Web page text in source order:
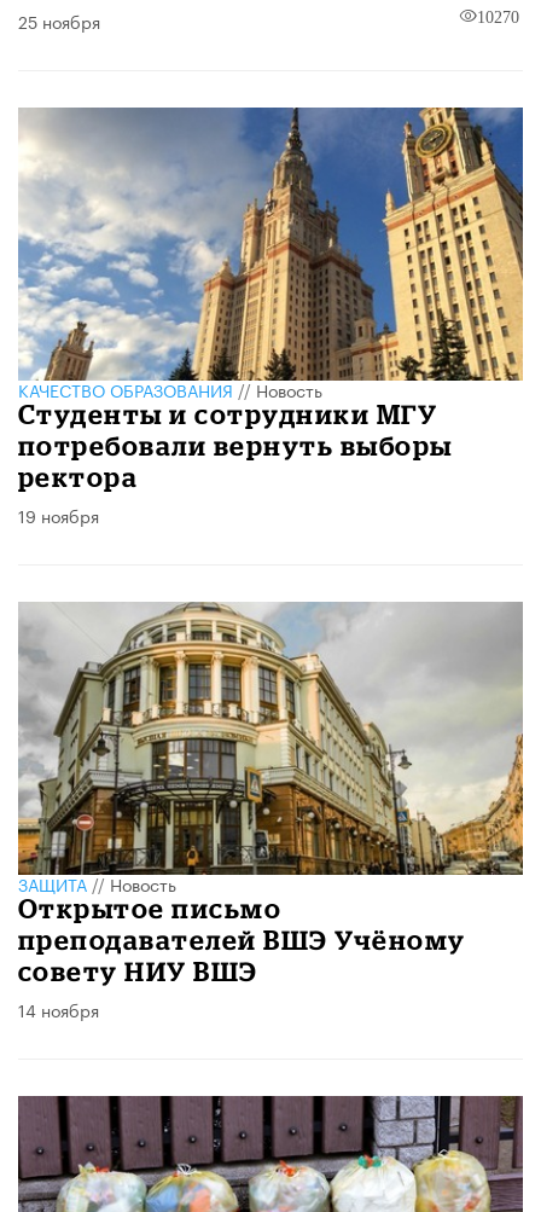
25 ноября 10270
КАЧЕСТВО ОБРАЗОВАНИЯ//Новость
Студенты и сотрудники МГУ
потребовали вернуть выборы
ректора
19 ноября
ЗАЩИТА//Новость
Открытое письмо
преподавателей ВШЭ Учёному
совету НИУ ВШЭ
14 ноября